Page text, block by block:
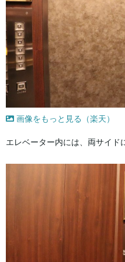
画像をもっと見る（楽天）
エレベーター内には、両サイド